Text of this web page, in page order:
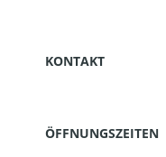
KONTAKT
ÖFFNUNGSZEITEN